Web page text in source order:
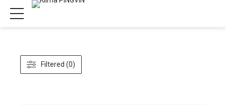
Filtered (0)